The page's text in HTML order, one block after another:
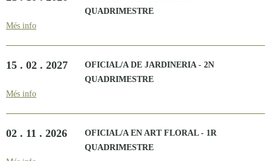
QUADRIMESTRE
Més info
15 . 02 . 2027
OFICIAL/A DE JARDINERIA - 2N
QUADRIMESTRE
Més info
02 . 11 . 2026
OFICIAL/A EN ART FLORAL - 1R
QUADRIMESTRE